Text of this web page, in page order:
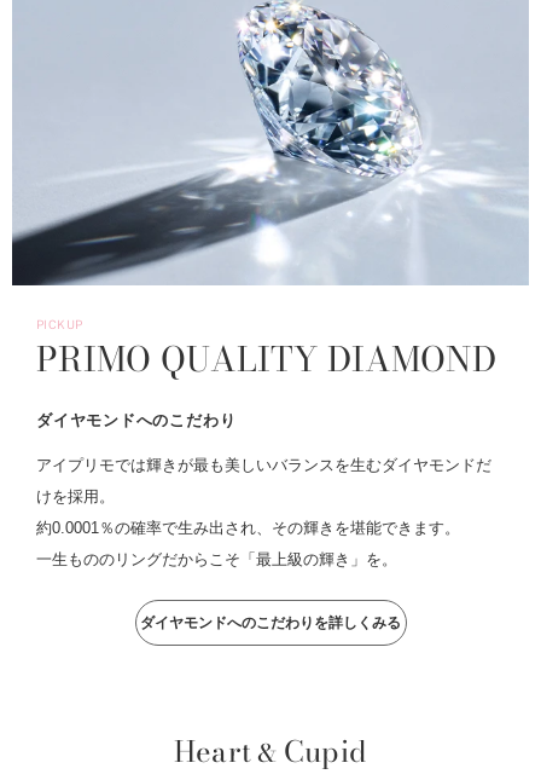
PICKUP
PRIMO QUALITY DIAMOND
ダイヤモンドへのこだわり
アイプリモでは輝きが最も美しいバランスを生むダイヤモンドだ
けを採用。
約0.0001％の確率で生み出され、その輝きを堪能できます。
一生もののリングだからこそ「最上級の輝き」を。
ダイヤモンドへのこだわりを詳しくみる
Heart& Cupid